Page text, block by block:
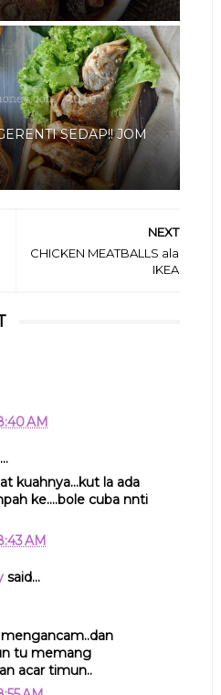
SEDAP!! JOM
NEXT
CHICKEN MEATBALLS ala
IKEA
AM
kuahnya...kut la ada
ke....bole cuba nnti
AM
said...
tu memang
acar timun..